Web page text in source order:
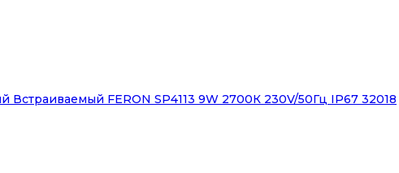
FERON SP4113 9W 2700К 230V/50Гц IP67 32018